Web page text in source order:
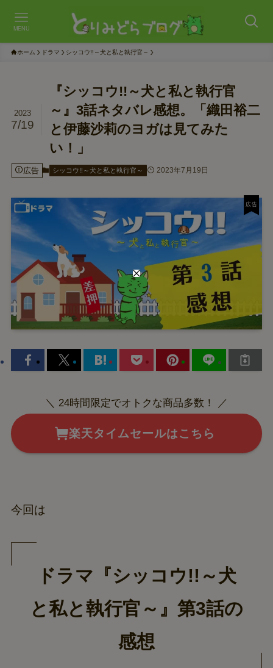
MENU
ホーム ドラマ シッコウ!!～犬と私と執行官～
『シッコウ!!～犬と私と執行官
～』3話ネタバレ感想。「織田裕二
と伊藤沙莉のヨガは見てみた
い！」
2023
7/19
広告 シッコウ!!～犬と私と執行官～ 2023年7月19日
＼ 24時間限定でオトクな商品多数！ ／
楽天タイムセールはこちら
今回は
ドラマ『シッコウ!!～犬
と私と執行官～』第3話の
感想